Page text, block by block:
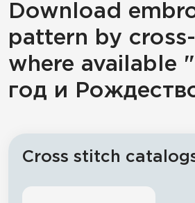
Download
pattern by
where available
год и
Cross stitch